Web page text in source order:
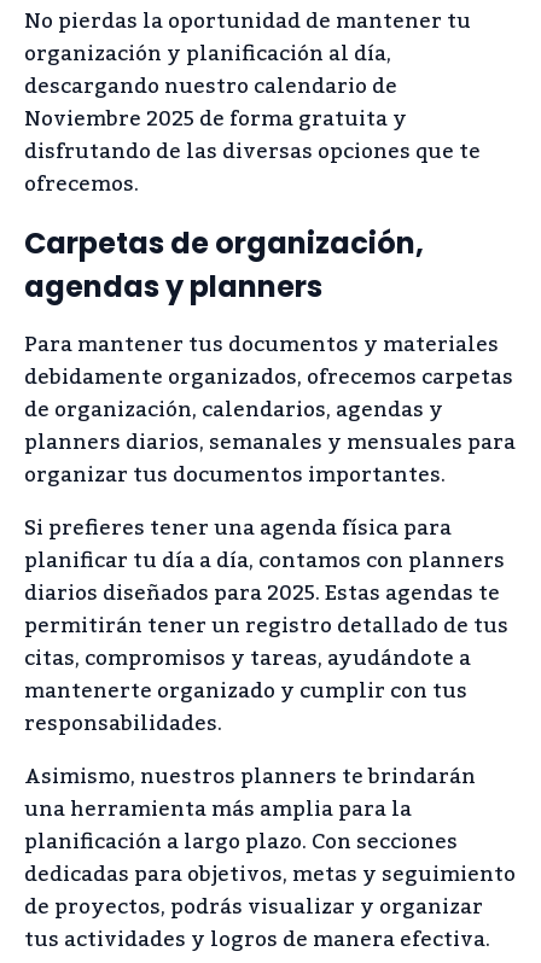
No pierdas la oportunidad de mantener tu
organización y planificación al día,
descargando nuestro calendario de
Noviembre 2025 de forma gratuita y
disfrutando de las diversas opciones que te
ofrecemos.
Carpetas de organización,
agendas y planners
Para mantener tus documentos y materiales
debidamente organizados, ofrecemos carpetas
de organización, calendarios, agendas y
planners diarios, semanales y mensuales para
organizar tus documentos importantes.
Si prefieres tener una agenda física para
planificar tu día a día, contamos con planners
diarios diseñados para 2025. Estas agendas te
permitirán tener un registro detallado de tus
citas, compromisos y tareas, ayudándote a
mantenerte organizado y cumplir con tus
responsabilidades.
Asimismo, nuestros planners te brindarán
una herramienta más amplia para la
planificación a largo plazo. Con secciones
dedicadas para objetivos, metas y seguimiento
de proyectos, podrás visualizar y organizar
tus actividades y logros de manera efectiva.